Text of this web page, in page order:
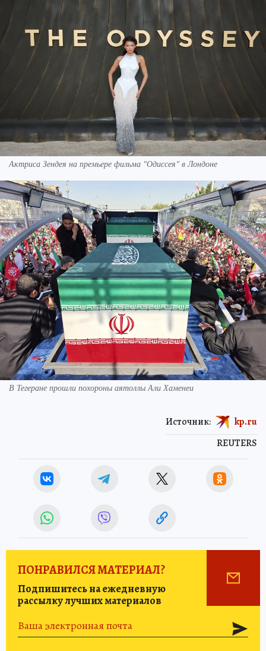
Актриса Зендея на премьере фильма "Одиссея" в Лондоне
В Тегеране прошли похороны аятоллы Али Хаменеи
REUTERS
Источник: kp.ru
ПОНРАВИЛСЯ МАТЕРИАЛ?
Подпишитесь на ежедневную
рассылку лучших материалов